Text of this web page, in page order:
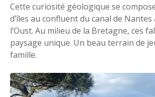
Cette curiosité géologique se
d’îles au confluent du canal de
l’Oust. Au milieu de la Bretagne, ces
paysage unique. Un beau terrain de
famille.